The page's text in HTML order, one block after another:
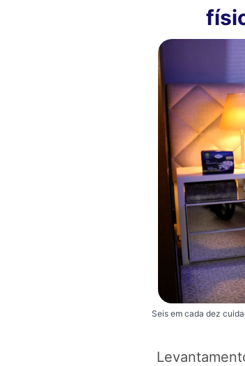
Seis em cada dez